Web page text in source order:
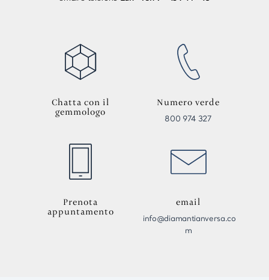
Chatta con il
gemmologo
Numero verde
800 974 327
Prenota
appuntamento
email
info@diamantianversa.co
m